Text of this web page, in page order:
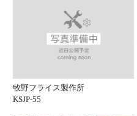
牧野フライス製作所
KSJP-55